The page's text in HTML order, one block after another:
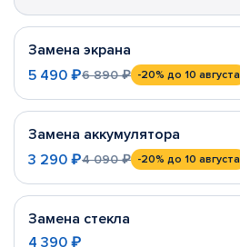
Замена экрана
5 490 ₽6 890 ₽ -20% до 10 августа
Замена аккумулятора
3 290 ₽4 090 ₽ -20% до 10 августа
Замена стекла
4 390 ₽